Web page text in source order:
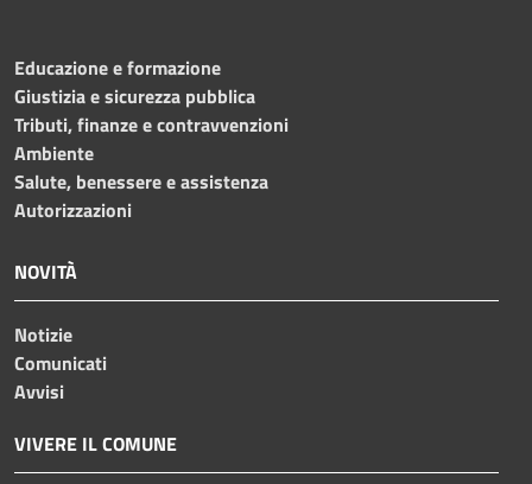
Educazione e formazione
Giustizia e sicurezza pubblica
Tributi, finanze e contravvenzioni
Ambiente
Salute, benessere e assistenza
Autorizzazioni
NOVITÀ
Notizie
Comunicati
Avvisi
VIVERE IL COMUNE